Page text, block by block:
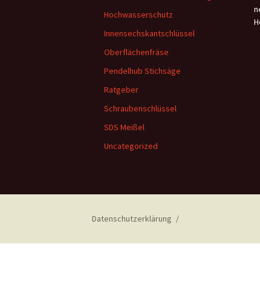
Hochwasserschutz
Innensechskantschlüssel
Oberflächenfräse
Pendelhub Stichsäge
Ratgeber
Schraubenschlüssel
SDS Meißel
Uncategorized
Datenschutzerklärung